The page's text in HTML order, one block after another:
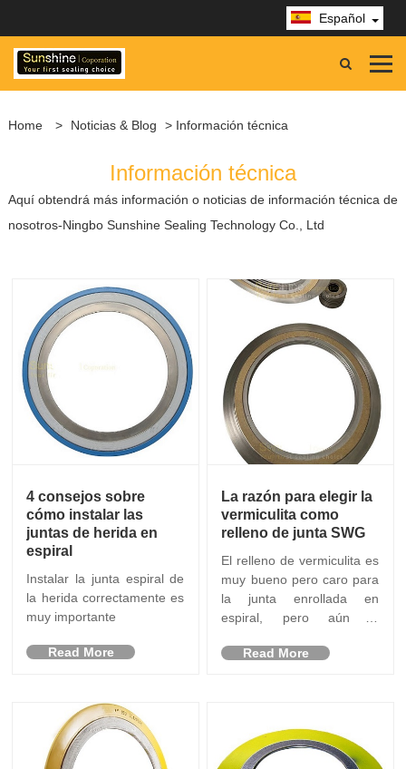
Español
Home > Noticias & Blog > Información técnica
Información técnica
Aquí obtendrá más información o noticias de información técnica de
nosotros-Ningbo Sunshine Sealing Technology Co., Ltd
4 consejos sobre
cómo instalar las
juntas de herida en
espiral
Instalar la junta espiral de
la herida correctamente es
muy importante
Read More
La razón para elegir la
vermiculita como
relleno de junta SWG
El relleno de vermiculita es
muy bueno pero caro para
la junta enrollada en
espiral, pero aún lo
Read More